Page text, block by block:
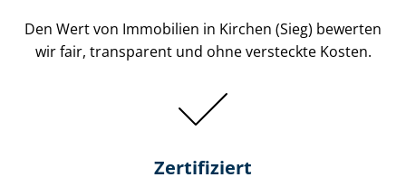
Den Wert von Immobilien in Kirchen (Sieg) bewerten
wir fair, transparent und ohne versteckte Kosten.
Zertifiziert